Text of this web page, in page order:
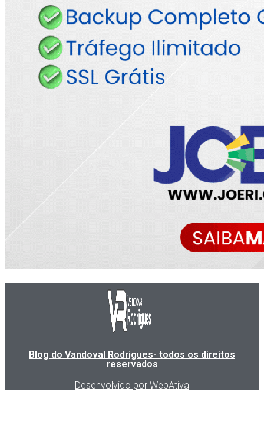
Blog do Vandoval Rodrigues- todos os direitos
reservados
Desenvolvido por WebAtiva